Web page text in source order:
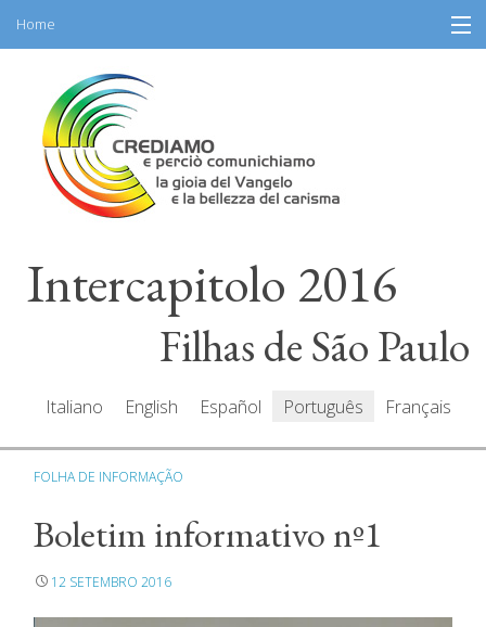
content
Home
Informação
Programa
Participantes
Recursos
Intercapitolo 2016
Filhas de São Paulo
Italiano English Español Português Français
FOLHA DE INFORMAÇÃO
Boletim informativo nº1
12 SETEMBRO 2016